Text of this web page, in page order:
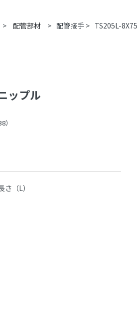
> 配管部材 > 配管接手 > TS205L-8X75
ップル
）
（L）